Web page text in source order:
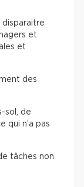
et
et
des
sol, de
qui n’a pas
tâches non